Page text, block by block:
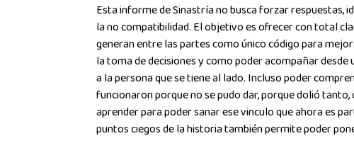
Esta informe de Sinastría no busca forzar respuestas,
la no compatibilidad. El objetivo es ofrecer con total
generan entre las partes como único código para
la toma de decisiones y como poder acompañar desde
a la persona que se tiene al lado. Incluso poder
funcionaron porque no se pudo dar, porque dolió tanto,
aprender para poder sanar ese vinculo que ahora es
puntos ciegos de la historia también permite poder